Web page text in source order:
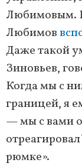
Любимовым.
Любимов
Даже такой
Зиновьев,
Когда мы с
границей, я
— мы с вами
рюмке».